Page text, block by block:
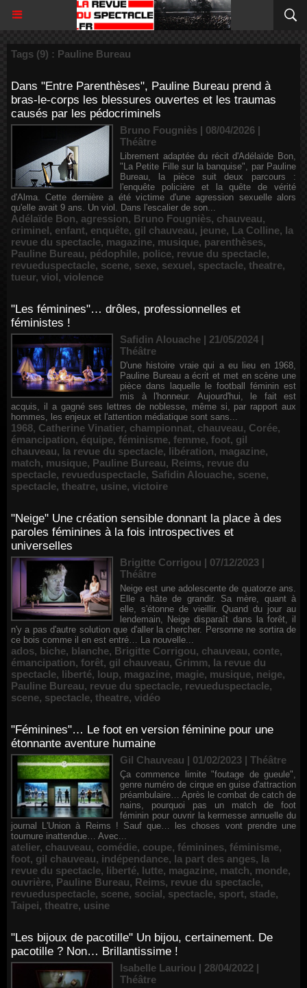
Tags (9) : Pauline Bureau
Dans "Entre Parenthèses", Pauline Bureau prend à
bras-le-corps les blessures ouvertes et les traumas
causés par les pédocriminels
Bruno Fougniès | 08/04/2026 |
Théâtre
Librement adaptée du récit d'Adélaïde Bon,
"La Petite Fille sur la banquise", par Pauline
Bureau, la pièce suit deux parcours :
l'enquête policière et la quête de vérité
d'Alma. Cette dernière a été victime d'une agression sexuelle alors
qu'elle avait 9 ans. Un viol. Dans l'escalier de son...
Adélaïde Bon, agression, Bruno Fougniès, chauveau,
criminel, enfant, enquête, gil chauveau, jeune, La Colline, la
revue du spectacle, magazine, musique, parenthèses,
Pauline Bureau, pédophile, police, revue du spectacle,
revueduspectacle, scene, sexe, sexuel, spectacle, theatre,
tueur, viol, violence
"Les féminines"… drôles, professionnelles et
féministes !
Safidin Alouache | 21/05/2024 |
Théâtre
D'une histoire vraie qui a eu lieu en 1968,
Pauline Bureau a écrit et met en scène une
pièce dans laquelle le football féminin est
mis à l'honneur. Aujourd'hui, le fait est
acquis, il a gagné ses lettres de noblesse, même si, par rapport aux
hommes, les enjeux et l'attention médiatique sont sans...
1968, Catherine Vinatier, championnat, chauveau, Corée,
émancipation, équipe, féminisme, femme, foot, gil
chauveau, la revue du spectacle, libération, magazine,
match, musique, Pauline Bureau, Reims, revue du
spectacle, revueduspectacle, Safidin Alouache, scene,
spectacle, theatre, usine, victoire
"Neige" Une création sensible donnant la place à des
paroles féminines à la fois introspectives et
universelles
Brigitte Corrigou | 07/12/2023 |
Théâtre
Neige est une adolescente de quatorze ans.
Elle a hâte de grandir. Sa mère, quant à
elle, s'étonne de vieillir. Quand du jour au
lendemain, Neige disparaît dans la forêt, il
n'y a pas d'autre solution que d'aller la chercher. Personne ne sortira de
ce bois comme il en est entré… La nouvelle...
ados, biche, blanche, Brigitte Corrigou, chauveau, conte,
émancipation, forêt, gil chauveau, Grimm, la revue du
spectacle, liberté, loup, magazine, magie, musique, neige,
Pauline Bureau, revue du spectacle, revueduspectacle,
scene, spectacle, theatre, vidéo
"Féminines"… Le foot en version féminine pour une
étonnante aventure humaine
Gil Chauveau | 01/02/2023 | Théâtre
Ça commence limite "foutage de gueule",
genre numéro de cirque en guise d'attraction
préambulaire… Après le combat de catch de
nains, pourquoi pas un match de foot
féminin pour ouvrir la kermesse annuelle du
journal L'Union à Reims ! Sauf que… les choses vont prendre une
tournure inattendue… Avec...
atelier, chauveau, comédie, coupe, féminines, féminisme,
foot, gil chauveau, indépendance, la part des anges, la
revue du spectacle, liberté, lutte, magazine, match, monde,
ouvrière, Pauline Bureau, Reims, revue du spectacle,
revueduspectacle, scene, social, spectacle, sport, stade,
Taipei, theatre, usine
"Les bijoux de pacotille" Un bijou, certainement. De
pacotille ? Non… Brillantissime !
Isabelle Lauriou | 28/04/2022 |
Théâtre